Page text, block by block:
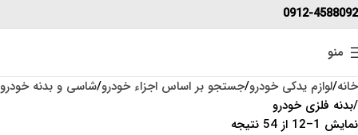
0912-4588092
منو
خانه لوازم یدکی خودرو جستجو بر اساس اجزاء خودرو شاسی و بدنه خودرو
بدنه فلزی خودرو
نمایش 1–12 از 54 نتیجه